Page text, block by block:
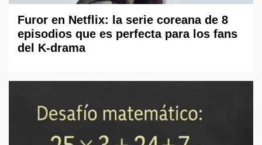
Furor en Netflix: la serie coreana de 8
episodios que es perfecta para los fans
del K-drama